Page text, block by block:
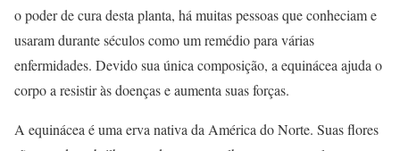
o poder de cura desta planta, há muitas pessoas que conheciam e
usaram durante séculos como um remédio para várias
enfermidades. Devido sua única composição, a equinácea ajuda o
corpo a resistir às doenças e aumenta suas forças.
A equinácea é uma erva nativa da América do Norte. Suas flores